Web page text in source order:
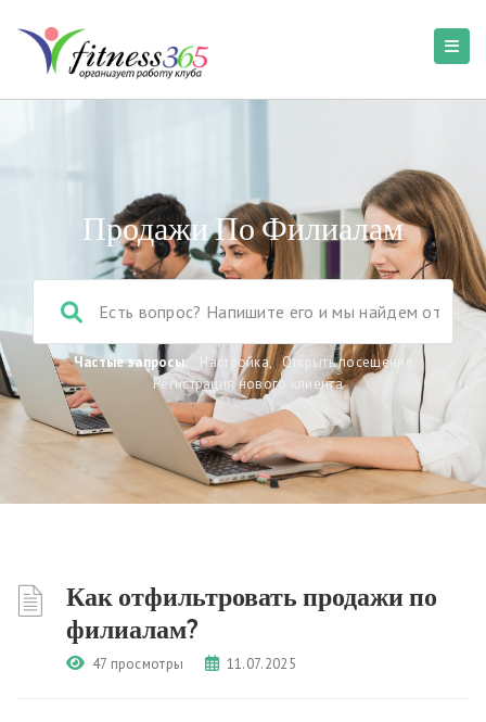
Продажи По Филиалам
Частые запросы: Настройка, Открыть посещение
Регистрация нового клиента
Как отфильтровать продажи по
филиалам?
47 просмотры 11.07.2025